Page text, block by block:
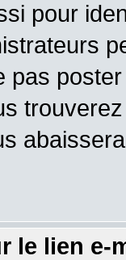
pour
pas
le lien e-